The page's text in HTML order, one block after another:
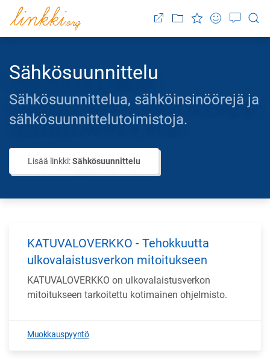
Sähkösuunnittelu
Sähkösuunnittelua, sähköinsinöörejä ja
sähkösuunnittelutoimistoja.
Lisää linkki:Sähkösuunnittelu
KATUVALOVERKKO - Tehokkuutta
ulkovalaistusverkon mitoitukseen
KATUVALOVERKKO on ulkovalaistusverkon
mitoitukseen tarkoitettu kotimainen ohjelmisto.
Muokkauspyyntö